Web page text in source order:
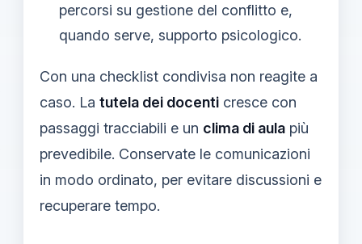
percorsi su gestione del conflitto e,
quando serve, supporto psicologico.
Con una checklist condivisa non reagite a
caso. La tutela dei docenti cresce con
passaggi tracciabili e un clima di aula più
prevedibile. Conservate le comunicazioni
in modo ordinato, per evitare discussioni e
recuperare tempo.